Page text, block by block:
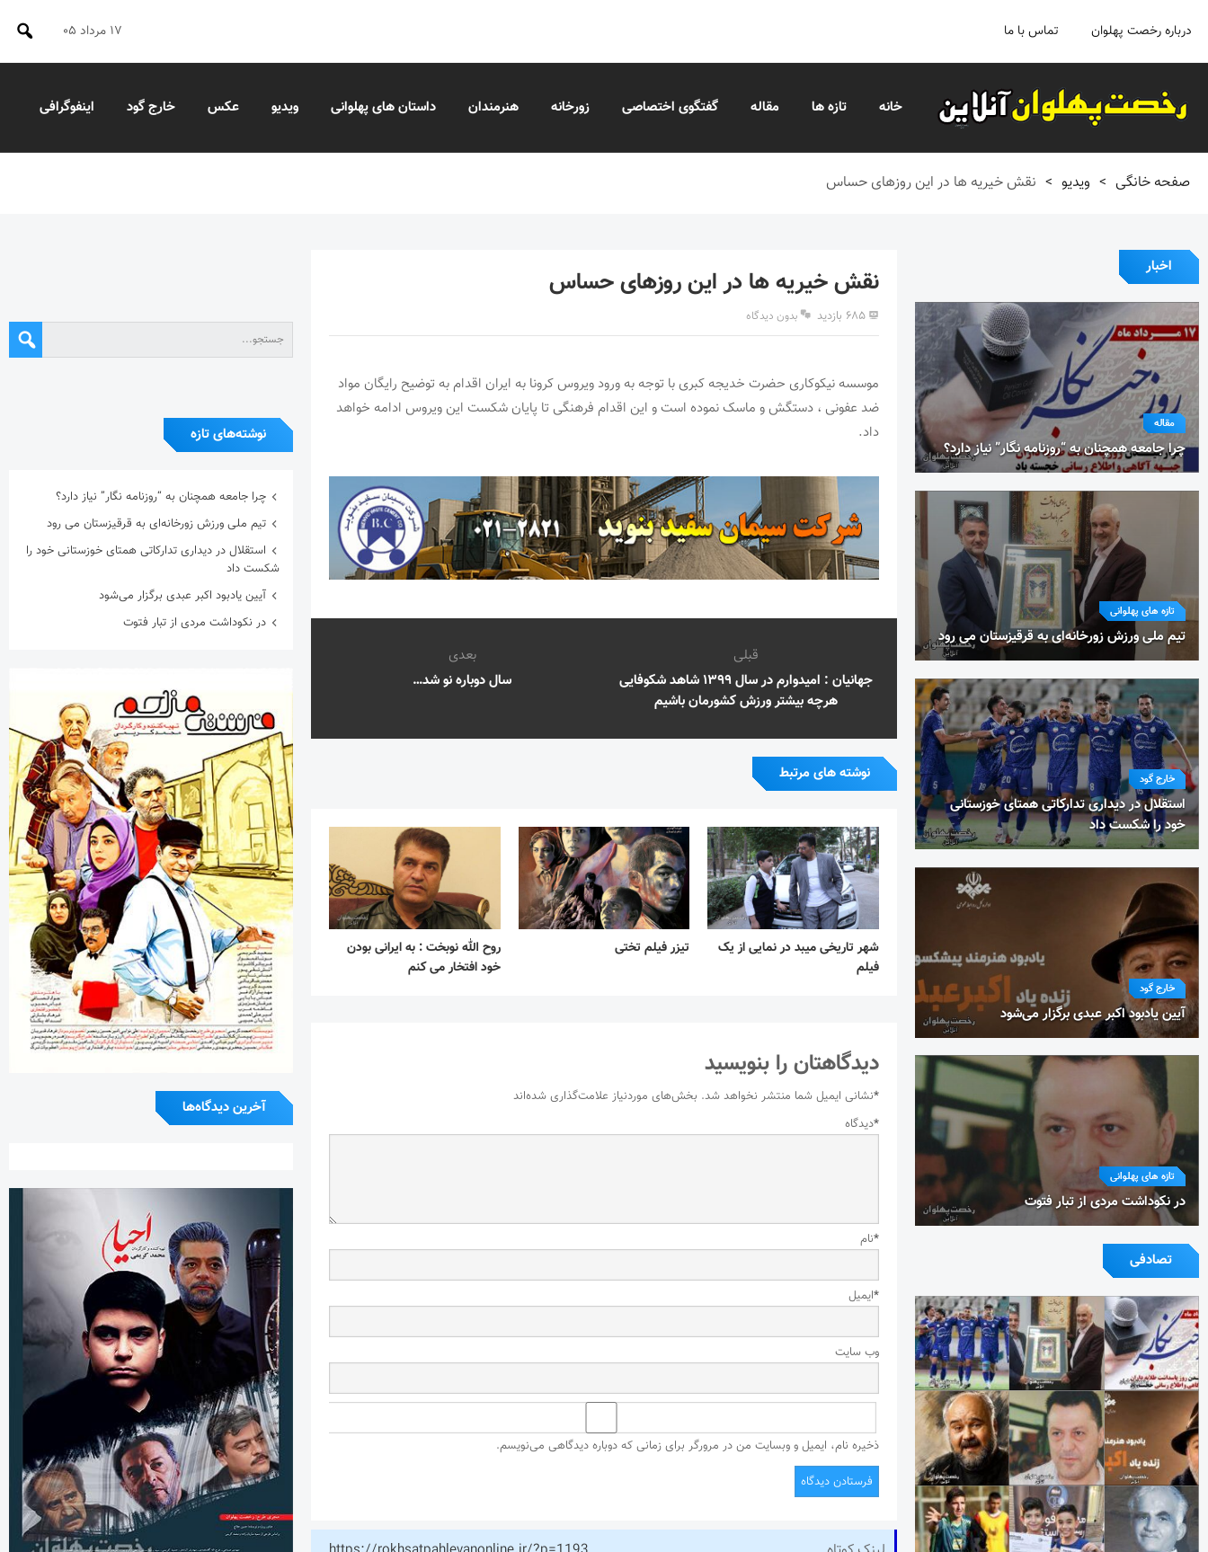
درباره رخصت پهلوان تماس با ما ۱۷ مرداد ۰۵
خانه تازه ها مقاله گفتگوی اختصاصی زورخانه هنرمندان داستان های پهلوانی ویدیو عکس خارج گود اینفوگرافی
صفحه خانگی > ویدیو > نقش خیریه ها در این روزهای حساس
اخبار
مقاله
چرا جامعه همچنان به “روزنامه نگار” نیاز دارد؟
تازه های پهلوانی
تیم ملی ورزش زورخانه‌ای به قرقیزستان می رود
خارج گود
استقلال در دیداری تدارکاتی همتای خوزستانی
خود را شکست داد
خارج گود
آیین یادبود اکبر عبدی برگزار می‌شود
تازه های پهلوانی
در نکوداشت مردی از تبار فتوت
تصادفی
نقش خیریه ها در این روزهای حساس
۶۸۵ بازدید بدون دیدگاه
موسسه نیکوکاری حضرت خدیجه کبری با توجه به ورود ویروس کرونا به ایران اقدام به توضیح رایگان مواد
ضد عفونی ، دستگش و ماسک نموده است و این اقدام فرهنگی تا پایان شکست این ویروس ادامه خواهد
داد.
قبلی
جهانیان : امیدوارم در سال ۱۳۹۹ شاهد شکوفایی
هرچه بیشتر ورزش کشورمان باشیم
بعدی
سال دوباره نو شد…
نوشته های مرتبط
شهر تاریخی میبد در نمایی از یک
فیلم
تیزر فیلم تختی
روح الله نوبخت : به ایرانی بودن
خود افتخار می کنم
دیدگاهتان را بنویسید
نشانی ایمیل شما منتشر نخواهد شد. بخش‌های موردنیاز علامت‌گذاری شده‌اند
*
دیدگاه*
نام*
ایمیل*
وب‌ سایت
ذخیره نام، ایمیل و وبسایت من در مرورگر برای زمانی که دوباره دیدگاهی می‌نویسم.
نوشته‌های تازه
چرا جامعه همچنان به “روزنامه نگار” نیاز دارد؟
تیم ملی ورزش زورخانه‌ای به قرقیزستان می رود
استقلال در دیداری تدارکاتی همتای خوزستانی خود را
شکست داد
آیین یادبود اکبر عبدی برگزار می‌شود
در نکوداشت مردی از تبار فتوت
آخرین دیدگاه‌ها